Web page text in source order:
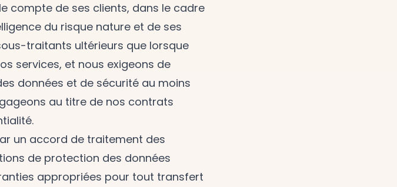
compte de ses clients, dans le cadre
du risque nature et de ses
traitants ultérieurs que lorsque
services, et nous exigeons de
données et de sécurité au moins
au titre de nos contrats
.
un accord de traitement des
de protection des données
appropriées pour tout transfert